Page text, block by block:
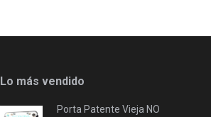
Lo más vendido
Porta Patente Vieja NO